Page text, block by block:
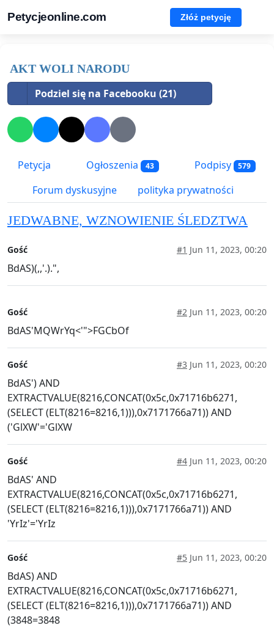
Petycjeonline.com Złóż petycję
AKT WOLI NARODU
Podziel się na Facebooku (21)
Petycja Ogłoszenia 43 Podpisy 579
Forum dyskusyjne polityka prywatności
JEDWABNE, WZNOWIENIE ŚLEDZTWA
Gość #1 Jun 11, 2023, 00:20
BdAS)(,,'.).",
Gość #2 Jun 11, 2023, 00:20
BdAS'MQWrYq<'">FGCbOf
Gość #3 Jun 11, 2023, 00:20
BdAS') AND
EXTRACTVALUE(8216,CONCAT(0x5c,0x71716b6271,
(SELECT (ELT(8216=8216,1))),0x7171766a71)) AND
('GlXW'='GlXW
Gość #4 Jun 11, 2023, 00:20
BdAS' AND
EXTRACTVALUE(8216,CONCAT(0x5c,0x71716b6271,
(SELECT (ELT(8216=8216,1))),0x7171766a71)) AND
'YrIz'='YrIz
Gość #5 Jun 11, 2023, 00:20
BdAS) AND
EXTRACTVALUE(8216,CONCAT(0x5c,0x71716b6271,
(SELECT (ELT(8216=8216,1))),0x7171766a71)) AND
(3848=3848